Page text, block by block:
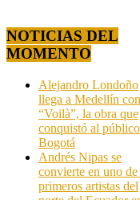
NOTICIAS DEL
MOMENTO
Alejandro Londoño
llega a Medellín con
“Voilà”, la obra que
conquistó al
Bogotá
Andrés Nipas se
convierte en uno de
primeros artistas del